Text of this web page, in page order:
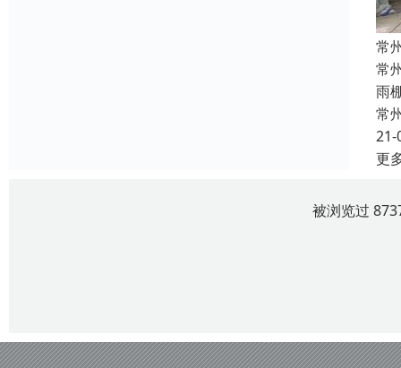
常
常
雨
常
21-
更
被浏览过